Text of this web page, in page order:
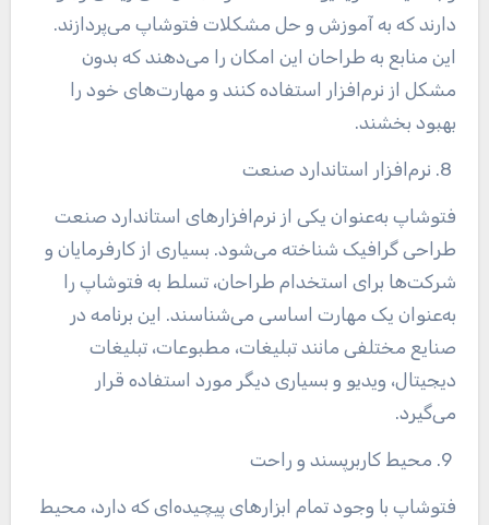
دارند که به آموزش و حل مشکلات فتوشاپ می‌پردازند.
این منابع به طراحان این امکان را می‌دهند که بدون
مشکل از نرم‌افزار استفاده کنند و مهارت‌های خود را
بهبود بخشند.
فتوشاپ به‌عنوان یکی از نرم‌افزارهای استاندارد صنعت
طراحی گرافیک شناخته می‌شود. بسیاری از کارفرمایان و
شرکت‌ها برای استخدام طراحان، تسلط به فتوشاپ را
به‌عنوان یک مهارت اساسی می‌شناسند. این برنامه در
صنایع مختلفی مانند تبلیغات، مطبوعات، تبلیغات
دیجیتال، ویدیو و بسیاری دیگر مورد استفاده قرار
می‌گیرد.
فتوشاپ با وجود تمام ابزارهای پیچیده‌ای که دارد، محیط